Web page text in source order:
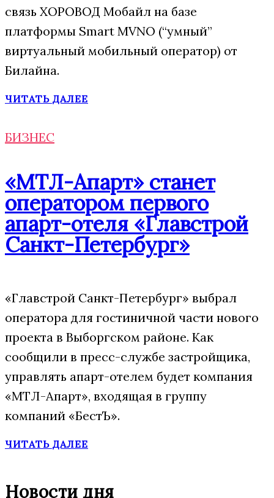
связь ХОРОВОД Мобайл на базе
платформы Smart MVNO (“умный”
виртуальный мобильный оператор) от
Билайна.
ЧИТАТЬ ДАЛЕЕ
БИЗНЕС
«МТЛ-Апарт» станет
оператором первого
апарт-отеля «Главстрой
Санкт-Петербург»
«Главстрой Санкт-Петербург» выбрал
оператора для гостиничной части нового
проекта в Выборгском районе. Как
сообщили в пресс-службе застройщика,
управлять апарт-отелем будет компания
«МТЛ-Апарт», входящая в группу
компаний «БестЪ».
ЧИТАТЬ ДАЛЕЕ
Новости дня